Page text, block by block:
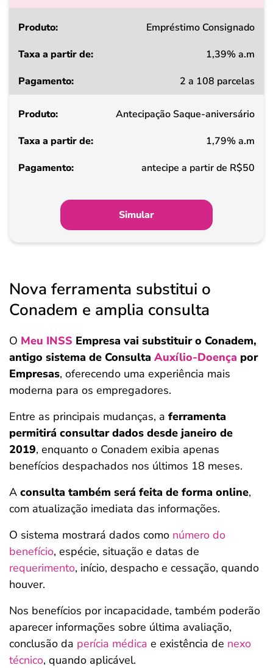
Produto
a
de
Pagamento
Empréstimo Consignado
1,39% a.m
2 a 108 parcelas
Antecipação Saque-aniversário
1,79% a.m
antecipe a partir de R$50
Simular
Nova ferramenta substitui o
Conadem e amplia consulta
O Meu INSS Empresa vai substituir o Conadem,
antigo sistema de Consulta Auxílio-Doença por
Empresas, oferecendo uma experiência mais
moderna para os empregadores.
Entre as principais mudanças, a ferramenta
permitirá consultar dados desde janeiro de
2019, enquanto o Conadem exibia apenas
benefícios despachados nos últimos 18 meses.
A consulta também será feita de forma online,
com atualização imediata das informações.
O sistema mostrará dados como número do
benefício, espécie, situação e datas de
requerimento, início, despacho e cessação, quando
houver.
Nos benefícios por incapacidade, também poderão
aparecer informações sobre última avaliação,
conclusão da perícia médica e existência de nexo
técnico, quando aplicável.